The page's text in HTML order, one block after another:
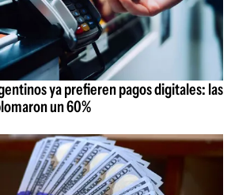
ya prefieren pagos digitales: las
un 60%